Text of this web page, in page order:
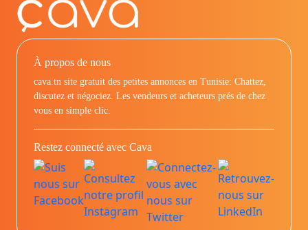
À propos de nous
cava.tn site gratuit des petites annonces en Tunisie: Chattez,
discutez et négociez. Les vendeurs et acheteurs prés de chez
vous en simple clic.
Restez connecté avec Cava